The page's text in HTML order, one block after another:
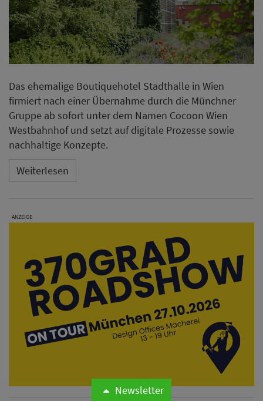
Das ehemalige Boutiquehotel Stadthalle in Wien
firmiert nach einer Übernahme durch die Münchner
Gruppe ab sofort unter dem Namen Cocoon Wien
Westbahnhof und setzt auf digitale Prozesse sowie
nachhaltige Konzepte.
Weiterlesen
ANZEIGE
Newsletter